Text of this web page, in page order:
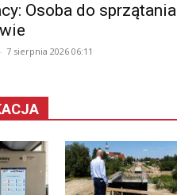
Osoba do sprzątania
- 7 sierpnia 2026 06:11